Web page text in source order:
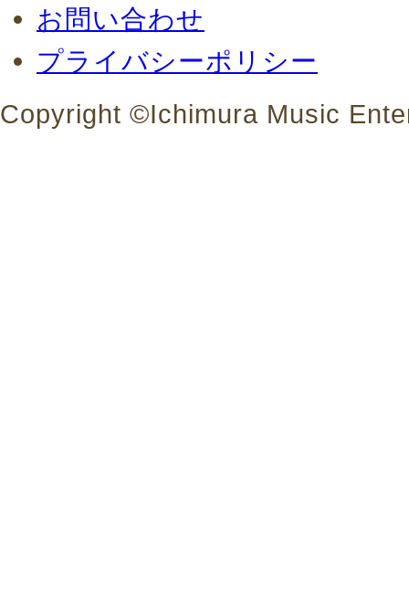
お問い合わせ
プライバシーポリシー
Copyright ©Ichimura Music